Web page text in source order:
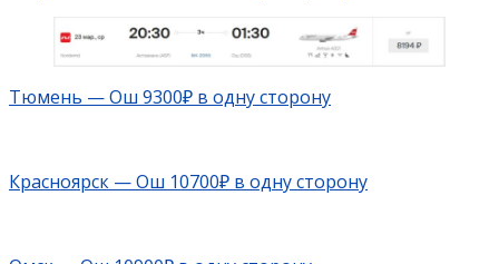
Тюмень — Ош 9300₽ в одну сторону
Красноярск — Ош 10700₽ в одну сторону